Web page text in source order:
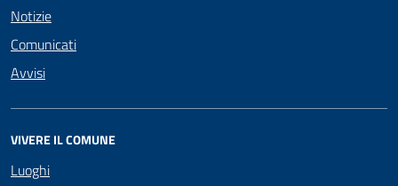
Notizie
Comunicati
Avvisi
VIVERE IL COMUNE
Luoghi